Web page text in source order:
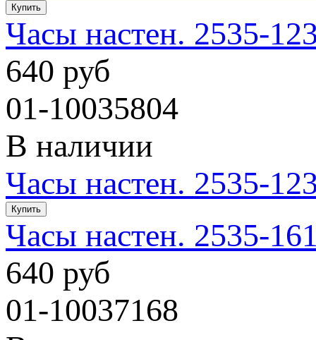
Часы настен. 2535-
640 руб
01-10035804
В наличии
Часы настен. 2535-
Часы настен. 2535-
640 руб
01-10037168